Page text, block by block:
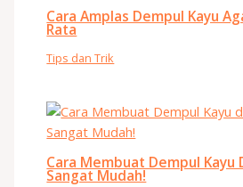
Cara Amplas Dempul Kayu
Rata
Tips dan Trik
Cara Membuat Dempul Kayu
Sangat Mudah!